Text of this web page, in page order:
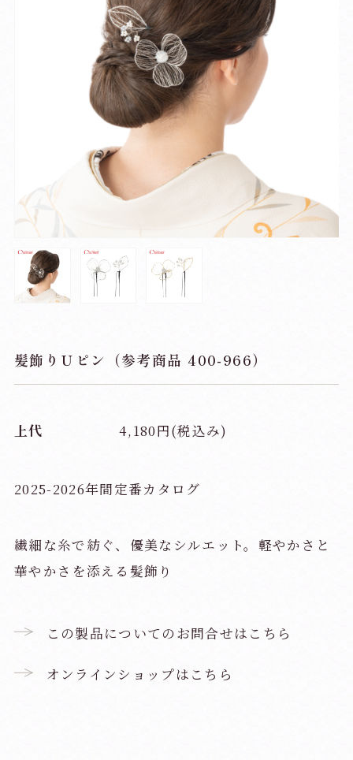
髪飾りＵピン（参考商品 400-966）
上代 4,180円(税込み)
2025-2026年間定番カタログ
繊細な糸で紡ぐ、優美なシルエット。軽やかさと
華やかさを添える髪飾り
この製品についてのお問合せはこちら
オンラインショップはこちら